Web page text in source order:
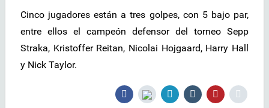
Cinco jugadores están a tres golpes, con 5 bajo par,
entre ellos el campeón defensor del torneo Sepp
Straka, Kristoffer Reitan, Nicolai Hojgaard, Harry Hall
y Nick Taylor.